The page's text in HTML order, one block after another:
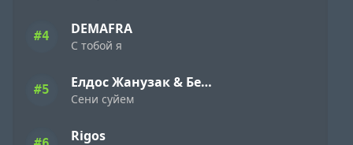
#4 DEMAFRA
С тобой я
#5 Елдос Жанузак & Бейбарыс Садык
Сени суйем
Rigos